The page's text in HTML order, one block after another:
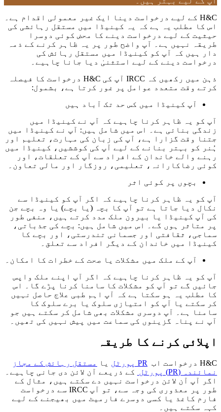
H&C کے لیے درخواست دینا ایک غیر معمولی اقدام ہے۔
اس کا مطلب یہ ہے کہ یہ کینیڈا میں مستقل رہائشی کی
حیثیت کے لیے درخواست دینے کا محض کوئی دوسرا
طریقہ نہیں ہے۔ آپ واضح طور پر یہ ظاہر کرنے کے ذمہ
دار ہیں کہ آپ کو کینیڈا میں مستقل رہائش کی
درخواست دینے کے لیے استثنیٰ دیا جانا چاہیے۔
ذہن میں رکھیں کہ IRCC آپ کی H&C درخواست کا فیصلہ
کرتے وقت متعدد عوامل پر غور کرتا ہے، بشمول:
آپ کینیڈا میں کس حد تک آباد ہیں
آپ کو یہ ظاہر کرنا چاہیے کہ آپ نے کینیڈا میں
زندگی بنائی ہے۔ اس میں شامل ہیں: آپ نے کینیڈا میں
جتنا وقت گزارا ہے، آپ کی زبان کی مہارت، تعلیم اور
ہُنر کو بہتر بنانے کے لیے آپ کی کوششیں، کینیڈا میں
رہنے والے خاندان کے افراد سے آپ کے تعلقات، اور
کوئی رضاکارانہ، تعلیمی، روزگار اور مالی تعاون۔
بچوں پر کوئی اثر
آپ کو یہ ظاہر کرنا چاہیے کہ اگر آپ کو کینیڈا سے
نکال دیا جاتا ہے تو آپ کا بچہ (یا بچے) یا وہ بچے جن
کی آپ کینیڈا یا بیرون ملک مدد کرتے ہیں، منفی طور
پر متاثر ہوں گے۔ اس میں شامل ہیں: بچے کی جذباتی،
سماجی، ثقافتی اور جسمانی تندرستی، اور بچے کا
کینیڈا میں خاندان کے دیگر افراد سے تعلق۔
آپ کے ملک میں مشکلات یا صحت کے خطرات کا امکان۔
آپ کو یہ ظاہر کرنا چاہیے کہ اگر آپ اپنے ملک واپس
جائیں گے تو آپ کو مشکلات کا سامنا کرنا پڑے گا۔ اس
کا مطلب یہ ہو سکتا ہے کہ آپ اہم طبی علاج حاصل نہیں
کر سکتے یا آپ کو امتیازی سلوک یا برے سلوک کا
سامنا ہے۔ آپ دوسری مشکلات بھی شامل کر سکتے ہیں جو
آپ نے پناہ گزینوں کی سماعت میں پیش نہیں کی تھیں۔
اپلائی کرنے کا طریقہ
H&C درخواست اب PR پورٹل یا
مستقل رہائش کے مجاز
نمائندہ (PR) پورٹل
کے ذریعے آن لائن دی جانی چاہیے۔
اگر آپ آن لائن درخواست نہیں دے سکتے ہیں، مثال کے
طور پر معذوری کی وجہ سے، تو آپ IRCC سے درخواست
فارم کاغذ یا کسی دوسرے فارمیٹ میں بھیجنے کے لیے
کہہ سکتے ہیں۔